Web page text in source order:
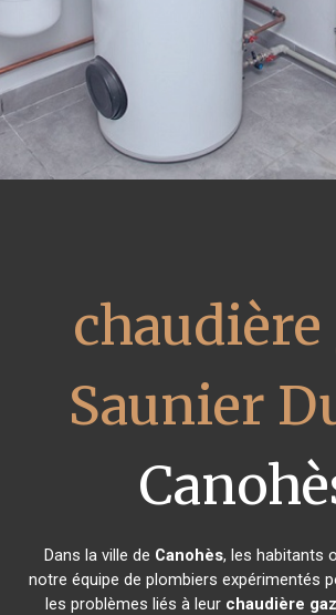
chaudière
Saunier
Dans la ville de Canohès, les habitants
notre équipe de plombiers expérimentés
les problèmes liés à leur chaudière